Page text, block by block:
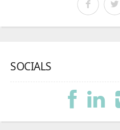
SOCIALS